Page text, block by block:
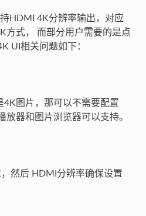
HDMI 4K分辨率输出，对应
方式， 而部分用户需要的是点
UI相关问题如下：
图片，那可以不需要配置
器和图片浏览器可以支持。
然后 HDMI分辨率确保设置